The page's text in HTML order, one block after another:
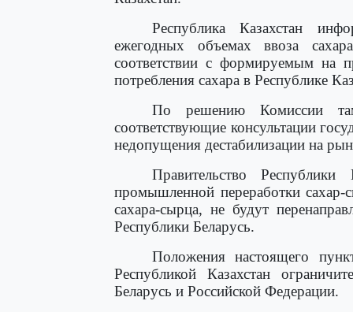
Республика Казахстан
ежегодных объемах ввоза
соответствии с формируемым на
потребления сахара в Республике
По решению Комиссии
соответствующие консультации
недопущения дестабилизации на
Правительство
промышленной переработки
сахара-сырца, не будут
Республики Беларусь.
Положения настоящего
Республикой Казахстан
Беларусь и Российской Федерации.